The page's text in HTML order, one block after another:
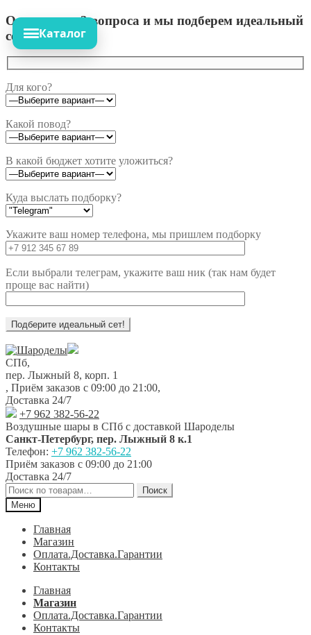
Ответьте на 3 вопроса и мы подберем идеальный
сет!
Для кого?
Какой повод?
В какой бюджет хотите уложиться?
Куда выслать подборку?
Укажите ваш номер телефона, мы пришлем подборку
Если выбрали телеграм, укажите ваш ник (так нам будет
проще вас найти)
Перейти
к
навигации
Перейти
к
содержимому
СПб,
пер. Лыжный 8, корп. 1
, Приём заказов с 09:00 до 21:00,
Доставка 24/7
+7 962 382-56-22
Воздушные шары в СПб с доставкой Шароделы
Санкт-Петербург, пер. Лыжный 8 к.1
Телефон: +7 962 382-56-22
Приём заказов с 09:00 до 21:00
Доставка 24/7
Искать:
Поиск
Меню
Главная
Магазин
Оплата.Доставка.Гарантии
Контакты
Главная
Магазин
Оплата.Доставка.Гарантии
Контакты
Каталог